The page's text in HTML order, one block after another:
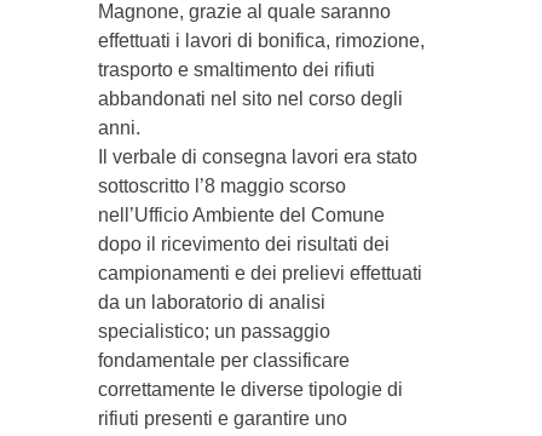
Magnone, grazie al quale saranno
effettuati i lavori di bonifica, rimozione,
trasporto e smaltimento dei rifiuti
abbandonati nel sito nel corso degli
anni.
Il verbale di consegna lavori era stato
sottoscritto l’8 maggio scorso
nell’Ufficio Ambiente del Comune
dopo il ricevimento dei risultati dei
campionamenti e dei prelievi effettuati
da un laboratorio di analisi
specialistico; un passaggio
fondamentale per classificare
correttamente le diverse tipologie di
rifiuti presenti e garantire uno